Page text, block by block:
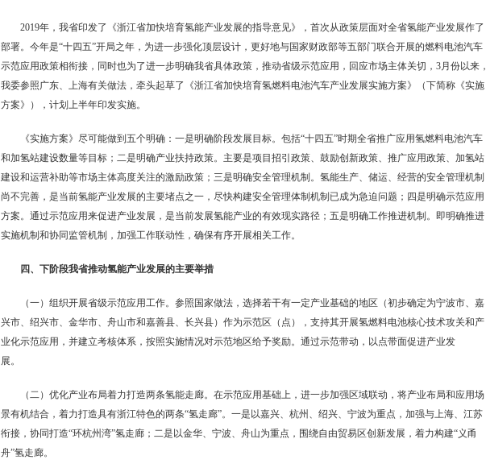
2019年，我省印发了《浙江省加快培育氢能产业发展的指导意见》，首次从政策层面对全省氢能产业发展作了
部署。今年是“十四五”开局之年，为进一步强化顶层设计，更好地与国家财政部等五部门联合开展的燃料电池汽车
示范应用政策相衔接，同时也为了进一步明确我省具体政策，推动省级示范应用，回应市场主体关切，3月份以来，
我委参照广东、上海有关做法，牵头起草了《浙江省加快培育氢燃料电池汽车产业发展实施方案》（下简称《实施
方案》），计划上半年印发实施。
《实施方案》尽可能做到五个明确：一是明确阶段发展目标。包括“十四五”时期全省推广应用氢燃料电池汽车
和加氢站建设数量等目标；二是明确产业扶持政策。主要是项目招引政策、鼓励创新政策、推广应用政策、加氢站
建设和运营补助等市场主体高度关注的激励政策；三是明确安全管理机制。氢能生产、储运、经营的安全管理机制
尚不完善，是当前氢能产业发展的主要堵点之一，尽快构建安全管理体制机制已成为急迫问题；四是明确示范应用
方案。通过示范应用来促进产业发展，是当前发展氢能产业的有效现实路径；五是明确工作推进机制。即明确推进
实施机制和协同监管机制，加强工作联动性，确保有序开展相关工作。
四、下阶段我省推动氢能产业发展的主要举措
（一）组织开展省级示范应用工作。参照国家做法，选择若干有一定产业基础的地区（初步确定为宁波市、嘉
兴市、绍兴市、金华市、舟山市和嘉善县、长兴县）作为示范区（点），支持其开展氢燃料电池核心技术攻关和产
业化示范应用，并建立考核体系，按照实施情况对示范地区给予奖励。通过示范带动，以点带面促进产业发
展。
（二）优化产业布局着力打造两条氢能走廊。在示范应用基础上，进一步加强区域联动，将产业布局和应用场
景有机结合，着力打造具有浙江特色的两条“氢走廊”。一是以嘉兴、杭州、绍兴、宁波为重点，加强与上海、江苏
衔接，协同打造“环杭州湾”氢走廊；二是以金华、宁波、舟山为重点，围绕自由贸易区创新发展，着力构建“义甬
舟”氢走廊。